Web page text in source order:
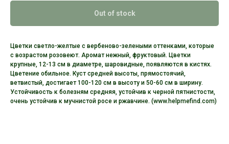
Out of stock
Цветки светло-желтые с вербеново-зелеными оттенками, которые
с возрастом розовеют. Аромат нежный, фруктовый. Цветки
крупные, 12-13 см в диаметре, шаровидные, появляются в кистях.
Цветение обильное. Куст средней высоты, прямостоячий,
ветвистый, достигает 100-120 см в высоту и 50-60 см в ширину.
Устойчивость к болезням средняя, устойчив к черной пятнистости,
очень устойчив к мучнистой росе и ржавчине. (www.helpmefind.com)